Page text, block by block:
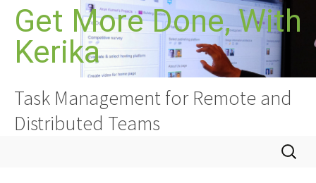
Preskoči
vsebino
Get More Done, With
Kerika
Task Management for Remote and
Distributed Teams
Išči: